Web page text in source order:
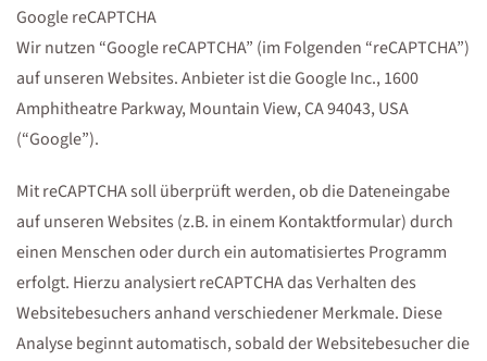
Google reCAPTCHA
Wir nutzen “Google reCAPTCHA” (im Folgenden “reCAPTCHA”)
auf unseren Websites. Anbieter ist die Google Inc., 1600
Amphitheatre Parkway, Mountain View, CA 94043, USA
(“Google”).
Mit reCAPTCHA soll überprüft werden, ob die Dateneingabe
auf unseren Websites (z.B. in einem Kontaktformular) durch
einen Menschen oder durch ein automatisiertes Programm
erfolgt. Hierzu analysiert reCAPTCHA das Verhalten des
Websitebesuchers anhand verschiedener Merkmale. Diese
Analyse beginnt automatisch, sobald der Websitebesucher die